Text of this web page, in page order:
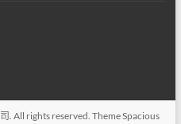
. All rights reserved. ThemeSpacious